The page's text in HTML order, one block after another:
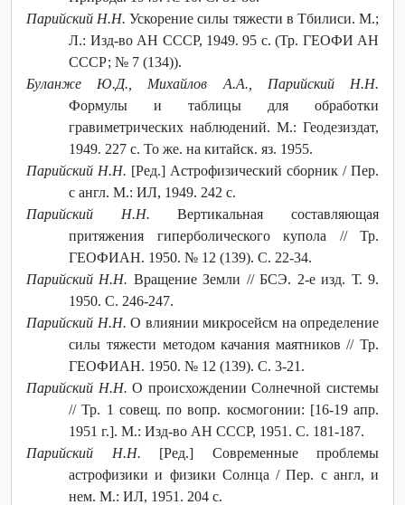
Парийский Н.Н.Ускорение силы тяжести в Тбилиси. М.;
Л.: Изд-во АН СССР, 1949. 95 с. (Тр. ГЕОФИ АН
СССР; № 7 (134)).
Буланже Ю.Д., Михайлов А.А., Парийский Н.Н.
Формулы и таблицы для обработки
гравиметрических наблюдений. М.: Геодезиздат,
1949. 227 с. То же. на китайск. яз. 1955.
Парийский Н.Н. [Ред.] Астрофизический сборник / Пер.
с англ. М.: ИЛ, 1949. 242 с.
Парийский Н.Н. Вертикальная составляющая
притяжения гиперболического купола // Тр.
ГЕОФИАН. 1950. № 12 (139). С. 22-34.
Парийский Н.Н. Вращение Земли // БСЭ. 2-е изд. Т. 9.
1950. С. 246-247.
Парийский Н.Н. О влиянии микросейсм на определение
силы тяжести методом качания маятников // Тр.
ГЕОФИАН. 1950. № 12 (139). С. 3-21.
Парийский Н.Н. О происхождении Солнечной системы
// Тр. 1 совещ. по вопр. космогонии: [16-19 апр.
1951 г.]. М.: Изд-во АН СССР, 1951. С. 181-187.
Парийский Н.Н. [Ред.] Современные проблемы
астрофизики и физики Солнца / Пер. с англ, и
нем. М.: ИЛ, 1951. 204 с.